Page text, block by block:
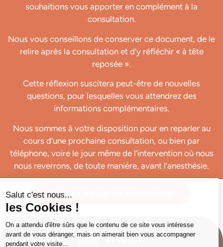
souhaitions vous apporter en complément à la
consultation.
Nous vous conseillons de conserver ce document, de le
relire après la consultation et d’y réfléchir « à tête
reposée ».
Cette réflexion suscitera peut-être de nouvelles
questions, pour lesquelles vous attendrez des
informations complémentaires.
Nous sommes à votre disposition pour en reparler au
cours d’une prochaine consultation, ou bien par
téléphone, voire le jour même de l’intervention où nous
nous reverrons, de toute manière, avant l’anesthésie.
Retour à la page des interventions